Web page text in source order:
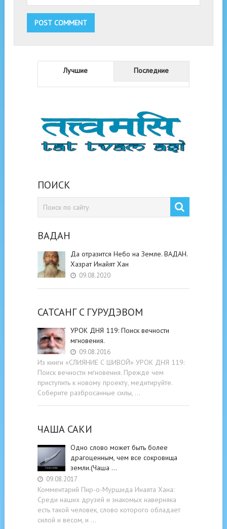
Лучшие Последние
ПОИСК
ВАДАН
Да отразится Небо на Земле. ВАДАН.
Хазрат Инайят Хан
09.08.2020
САТСАНГ C ГУРУДЭВОМ
УРОК ДНЯ 119: Поиск вечности
мгновения.
09.08.2016
Из книги «СЛИЯНИЕ С ШИВОЙ» УРОК ДНЯ 119:
Поиск вечности мгновения. Прежде чем
приступить к новому проекту, медитируйте.
Соберите разбросанные силы, …
ЧАША САКИ
Одно слово может быть более
драгоценным, чем все сокровища
земли.(Чаша …
09.08.2017
Комментарий Пир-о-Муршида Инаята Хана:
Среди наших друзей и знакомых наверняка
есть такой человек, слово которого обладает
силой и весом, и …